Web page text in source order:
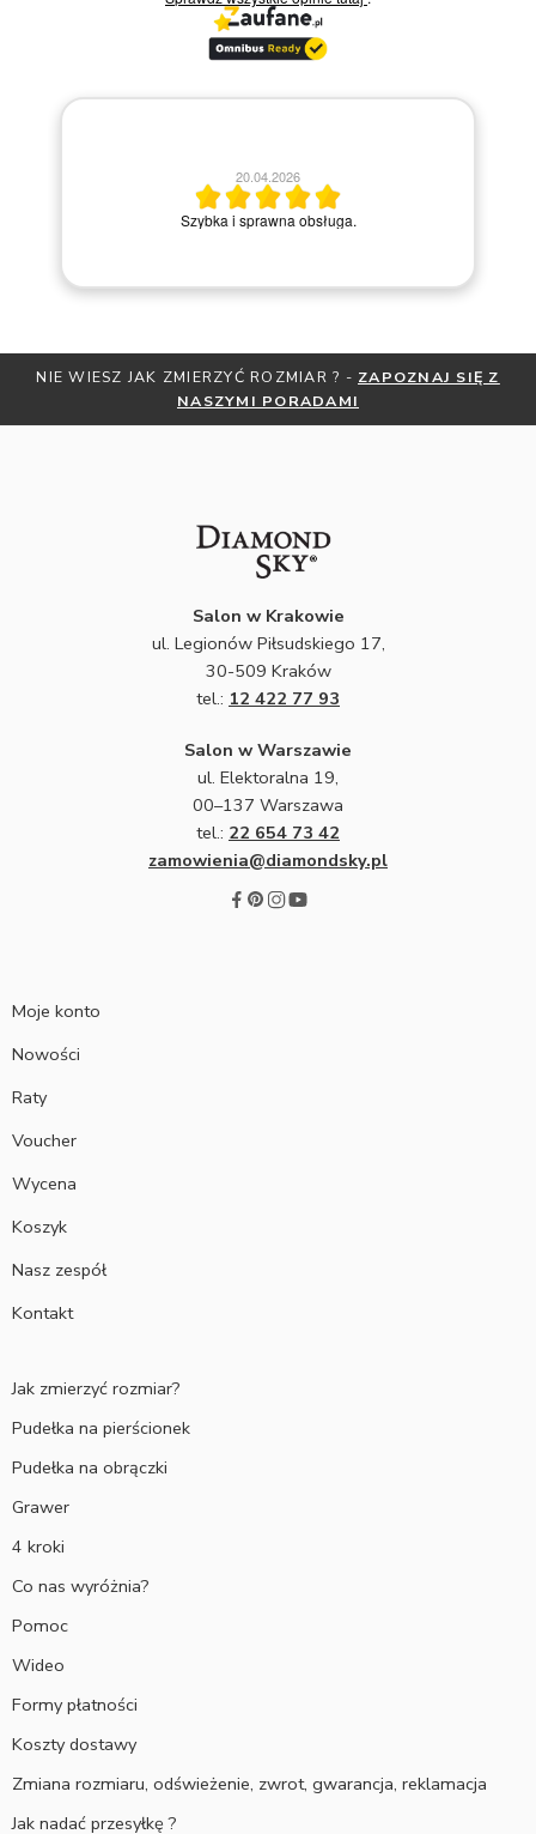
20.04.2026
Szybka i sprawna obsługa.
NIE WIESZ JAK ZMIERZYĆ ROZMIAR ? - ZAPOZNAJ SIĘ Z
NASZYMI PORADAMI
Salon w Krakowie
ul. Legionów Piłsudskiego 17,
30-509 Kraków
tel.: 12 422 77 93
Salon w Warszawie
ul. Elektoralna 19,
00–137 Warszawa
tel.: 22 654 73 42
zamowienia@diamondsky.pl
Moje konto
Nowości
Raty
Voucher
Wycena
Koszyk
Nasz zespół
Kontakt
Jak zmierzyć rozmiar?
Pudełka na pierścionek
Pudełka na obrączki
Grawer
4 kroki
Co nas wyróżnia?
Pomoc
Wideo
Formy płatności
Koszty dostawy
Zmiana rozmiaru, odświeżenie, zwrot, gwarancja, reklamacja
Jak nadać przesyłkę ?